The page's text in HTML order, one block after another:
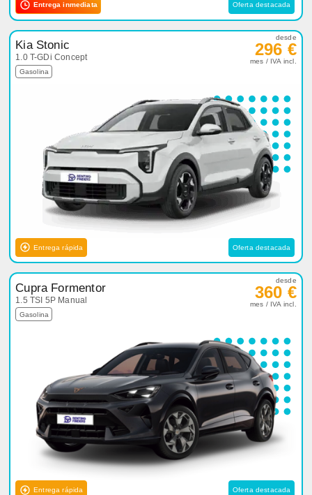
Entrega inmediata Oferta destacada
Kia Stonic
1.0 T-GDi Concept
Gasolina
desde
296 €
mes / IVA incl.
Entrega rápida Oferta destacada
Cupra Formentor
1.5 TSI 5P Manual
Gasolina
desde
360 €
mes / IVA incl.
Entrega rápida Oferta destacada